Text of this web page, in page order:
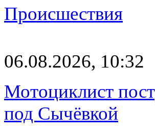
Происшествия
06.08.2026, 10:32
Мотоциклист
под Сычёвкой